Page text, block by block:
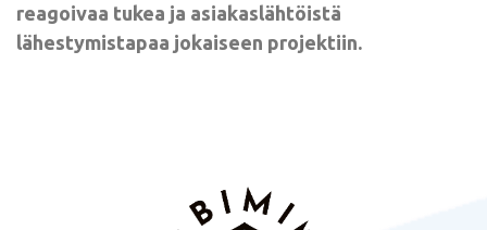
reagoivaa tukea ja asiakaslähtöistä
lähestymistapaa jokaiseen projektiin.